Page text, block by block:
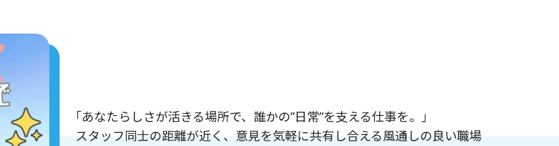
｢あなたらしさが活きる場所で、誰かの”日常”を支える仕事を。｣
スタッフ同士の距離が近く、意見を気軽に共有し合える風通しの良い職場